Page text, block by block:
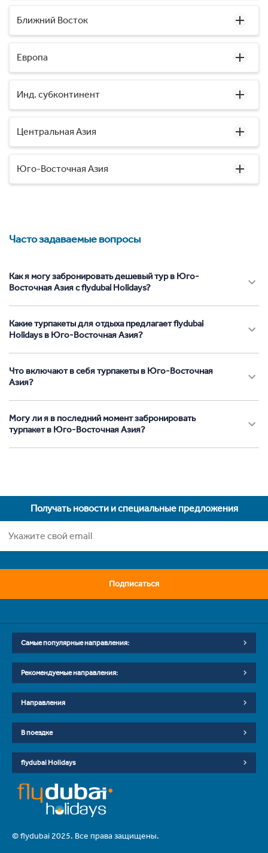
Ближний Восток
Европа
Инд. субконтинент
Центральная Азия
Юго-Восточная Азия
Часто задаваемые вопросы
Как я могу забронировать дешевый тур в Юго-
Восточная Азия с flydubai Holidays?
Какие турпакеты для отдыха предлагает flydubai
Holidays в Юго-Восточная Азия?
Что включают в себя турпакеты в Юго-Восточная
Азия?
Могу ли я в последний момент забронировать
турпакет в Юго-Восточная Азия?
Получать новости и специальные предложения
Подписаться
Самые популярные направления:
Рекомендуемые направления:
Направления
В поездке
flydubai Holidays
© flydubai 2025. Все права защищены.